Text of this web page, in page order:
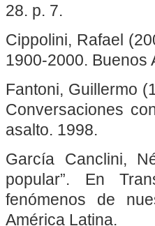
28. p. 7.
Cippolini, Rafael
1900-2000. Buenos
Fantoni, Guillermo
Conversaciones
asalto. 1998.
García Canclini,
popular”. En
fenómenos de
América Latina.